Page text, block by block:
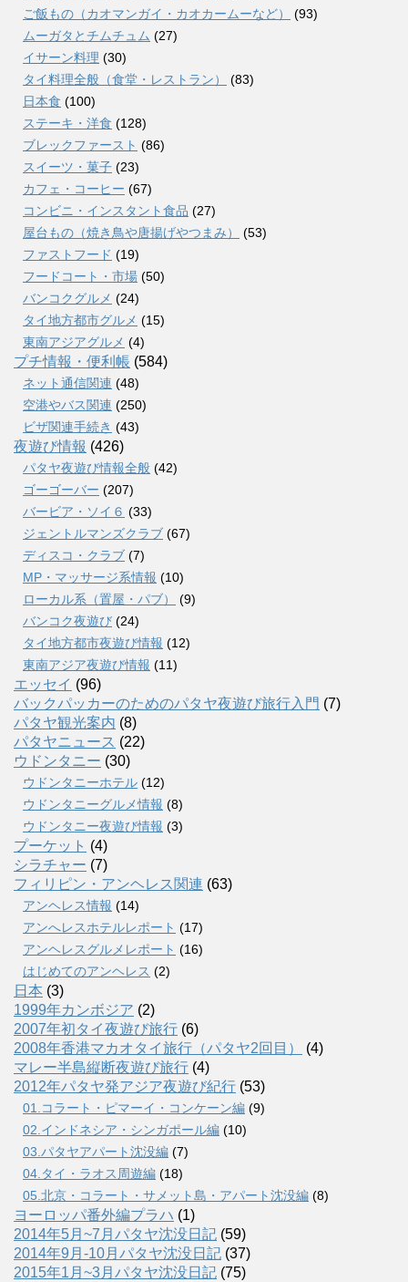
ご飯もの（カオマンガイ・カオカームーなど）
(93)
ムーガタとチムチュム (27)
イサーン料理 (30)
タイ料理全般（食堂・レストラン）
(83)
日本食 (100)
ステーキ・洋食 (128)
ブレックファースト (86)
スイーツ・菓子 (23)
カフェ・コーヒー (67)
コンビニ・インスタント食品 (27)
屋台もの（焼き鳥や唐揚げやつまみ）
(53)
ファストフード (19)
フードコート・市場 (50)
バンコクグルメ (24)
タイ地方都市グルメ (15)
東南アジアグルメ (4)
プチ情報・便利帳 (584)
ネット通信関連 (48)
空港やバス関連 (250)
ビザ関連手続き (43)
夜遊び情報 (426)
パタヤ夜遊び情報全般 (42)
ゴーゴーバー (207)
バービア・ソイ６ (33)
ジェントルマンズクラブ (67)
ディスコ・クラブ (7)
MP・マッサージ系情報 (10)
ローカル系（置屋・パブ）
(9)
バンコク夜遊び (24)
タイ地方都市夜遊び情報 (12)
東南アジア夜遊び情報 (11)
エッセイ (96)
バックパッカーのためのパタヤ夜遊び旅行入門 (7)
パタヤ観光案内 (8)
パタヤニュース (22)
ウドンタニー (30)
ウドンタニーホテル (12)
ウドンタニーグルメ情報 (8)
ウドンタニー夜遊び情報 (3)
プーケット (4)
シラチャー (7)
フィリピン・アンヘレス関連 (63)
アンヘレス情報 (14)
アンへレスホテルレポート (17)
アンヘレスグルメレポート (16)
はじめてのアンヘレス (2)
日本 (3)
1999年カンボジア (2)
2007年初タイ夜遊び旅行 (6)
2008年香港マカオタイ旅行（パタヤ2回目）
(4)
マレー半島縦断夜遊び旅行 (4)
2012年パタヤ発アジア夜遊び紀行 (53)
01.コラート・ピマーイ・コンケーン編 (9)
02.インドネシア・シンガポール編 (10)
03.パタヤアパート沈没編 (7)
04.タイ・ラオス周遊編 (18)
05.北京・コラート・サメット島・アパート沈没編 (8)
ヨーロッパ番外編プラハ (1)
2014年5月~7月パタヤ沈没日記 (59)
2014年9月-10月パタヤ沈没日記 (37)
2015年1月~3月パタヤ沈没日記 (75)